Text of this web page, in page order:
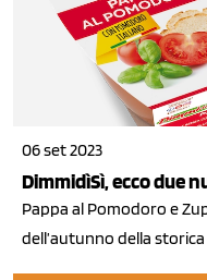
06 set 2023
DimmidìSì, ecco due
Pappa al Pomodoro e
dell’autunno della